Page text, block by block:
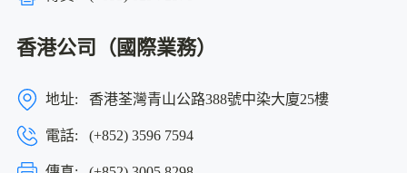
香港公司（國際業務）
地址: 香港荃灣青山公路388號中染大廈25樓
電話: (+852) 3596 7594